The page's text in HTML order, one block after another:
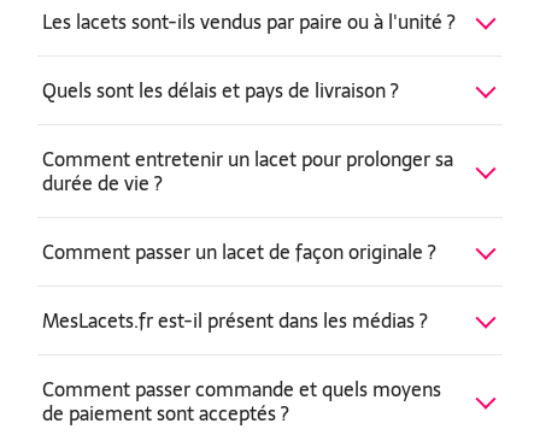
Les lacets sont-ils vendus par paire ou à l'unité ?
Quels sont les délais et pays de livraison ?
Comment entretenir un lacet pour prolonger sa
durée de vie ?
Comment passer un lacet de façon originale ?
MesLacets.fr est-il présent dans les médias ?
Comment passer commande et quels moyens
de paiement sont acceptés ?